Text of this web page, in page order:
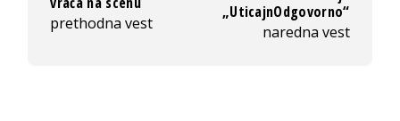
prethodna vest
„UticajnOdgovorno“
naredna vest